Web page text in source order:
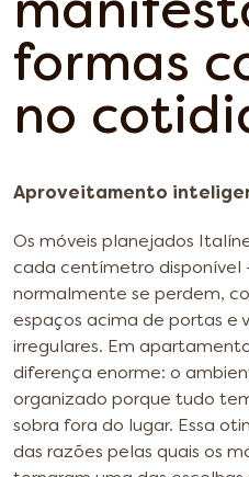
formas
no
Aproveitamento
Os móveis planejados
cada centímetro disponível
normalmente se perdem,
espaços acima de portas e
irregulares. Em
diferença enorme: o
organizado porque tudo
sobra fora do lugar. Essa
das razões pelas quais os